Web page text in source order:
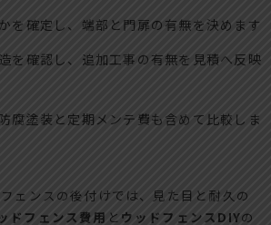
を確定し、端部と門扉の有無を決めます
を確認し、追加工事の有無を見積へ反映
腐塗装と定期メンテ費も含めて比較しま
ェンスの後付けでは、見た目と耐久の
ドフェンス費用 と ウッドフェンスDIYの